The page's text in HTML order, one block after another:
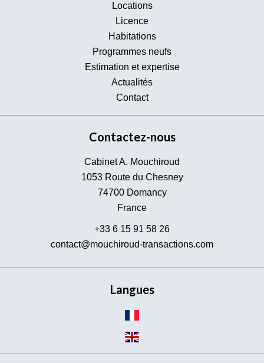
Locations
Licence
Habitations
Programmes neufs
Estimation et expertise
Actualités
Contact
Contactez-nous
Cabinet A. Mouchiroud
1053 Route du Chesney
74700Domancy
France
+33 6 15 91 58 26
contact@mouchiroud-transactions.com
Langues